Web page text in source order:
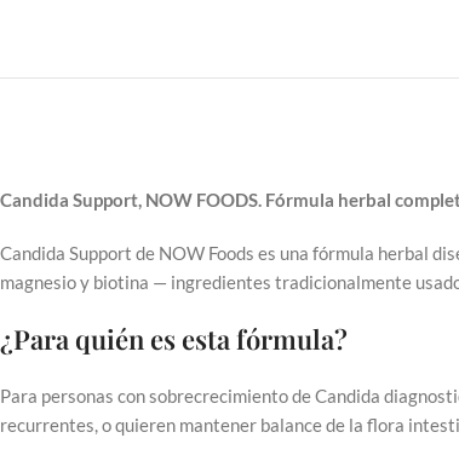
Candida Support, NOW FOODS. Fórmula herbal
Candida Support de NOW Foods es una fórmula herbal
magnesio y biotina — ingredientes tradicionalmente
¿Para quién es esta fórmula?
Para personas con sobrecrecimiento de Candida
recurrentes, o quieren mantener balance de la flora